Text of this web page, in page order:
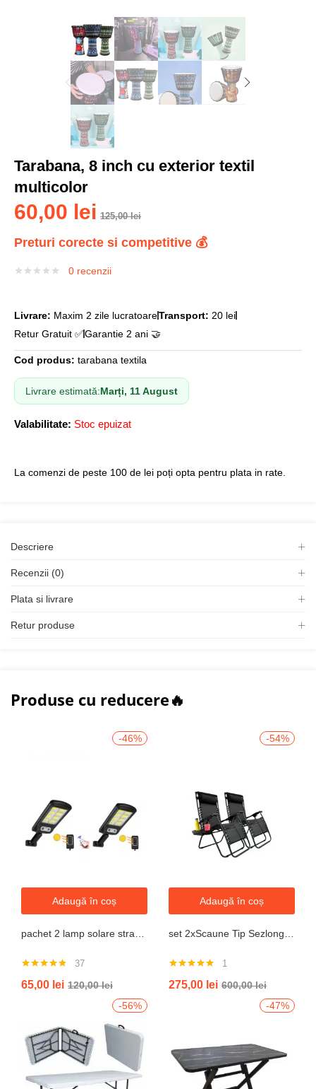
Tarabana, 8 inch cu exterior textil
multicolor
60,00 lei 125,00lei
Preturi corecte si competitive 💰
0 recenzii
Livrare: Maxim 2 zile lucratoareTransport: 20 lei
Retur Gratuit ✅Garantie 2 ani 🤝
Cod produs: tarabana textila
Livrare estimată:Marți, 11 August
Valabilitate: Stoc epuizat
La comenzi de peste 100 de lei poți opta pentru plata in rate.
Descriere
Recenzii (0)
Plata si livrare
Retur produse
Produse cu reducere🔥
-46%
Adaugă în coș
pachet 2 lamp solare stradale 2×160 de leduri, senzor de miscare
4.76din 5
37
65,00 lei 120,00lei
-54%
Adaugă în coș
set 2xScaune Tip Sezlong Pliabil Gravitatie Zero Pentru Terasa, Gradina Sau Plaja , Tetiera, Suport Bauturi, Reglabil, Negru
5.00din 5
1
275,00 lei 600,00lei
-56%
-47%